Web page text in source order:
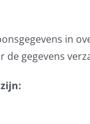
in
de gegevens